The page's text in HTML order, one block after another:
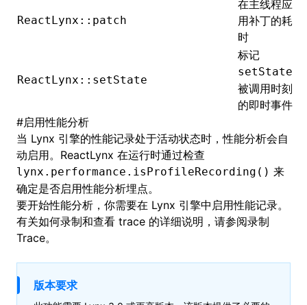
ReactLynx::patch
在主线程应
用补丁的耗
时
ReactLynx::setState
标记
setState
被调用时刻
的即时事件
#启用性能分析
当 Lynx 引擎的性能记录处于活动状态时，性能分析会自
动启用。ReactLynx 在运行时通过检查
lynx.performance.isProfileRecording() 来
确定是否启用性能分析埋点。
要开始性能分析，你需要在 Lynx 引擎中启用性能记录。
有关如何录制和查看 trace 的详细说明，请参阅录制
Trace。
版本要求